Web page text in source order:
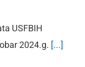
USFBIH
2024.g. [...]